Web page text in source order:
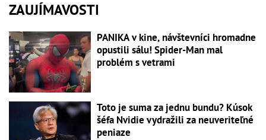
ZAUJÍMAVOSTI
PANIKA v kine, návštevníci hromadne
opustili sálu! Spider-Man mal
problém s vetrami
Toto je suma za jednu bundu? Kúsok
šéfa Nvidie vydražili za neuveriteľné
peniaze